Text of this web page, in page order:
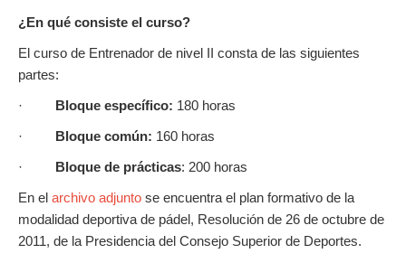
¿En qué consiste el curso?
El curso de Entrenador de nivel II consta de las siguientes
partes:
· Bloque específico: 180 horas
· Bloque común: 160 horas
· Bloque de prácticas: 200 horas
En el archivo adjunto se encuentra el plan formativo de la
modalidad deportiva de pádel, Resolución de 26 de octubre de
2011, de la Presidencia del Consejo Superior de Deportes.